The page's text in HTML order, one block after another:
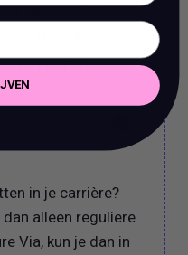
deze vacature?
Hemelaar via
in je carrière?
alleen reguliere
Via, kun je dan in